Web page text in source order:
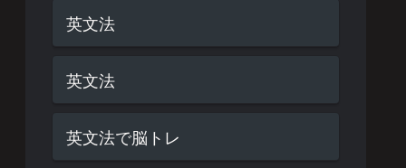
英文法
英文法
英文法で脳トレ